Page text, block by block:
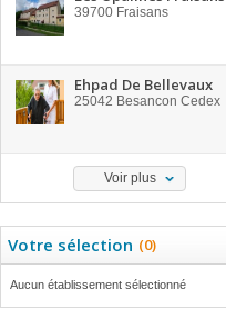
39700 Fraisans
Ehpad De Bellevaux
25042 Besancon Cedex
Voir plus
Votre sélection (0)
Aucun établissement sélectionné